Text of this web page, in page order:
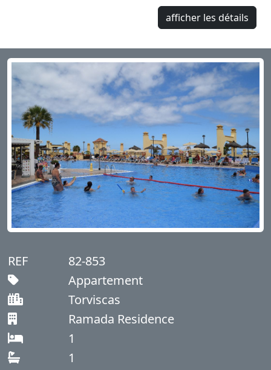
afficher les détails
REF
82-853
Appartement
Torviscas
Ramada Residence
1
1